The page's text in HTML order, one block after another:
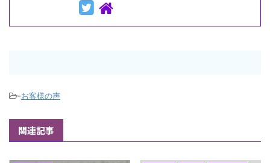
-お客様の声
関連記事